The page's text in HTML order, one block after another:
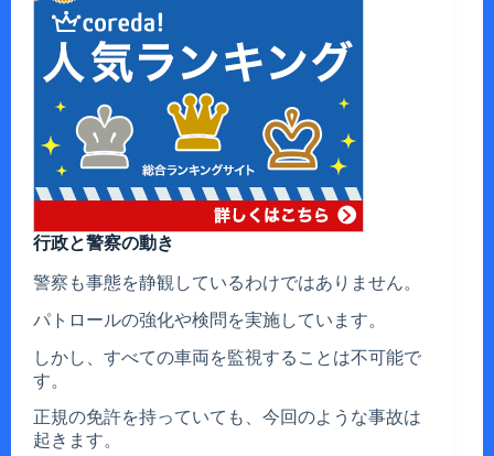
行政と警察の動き
警察も事態を静観しているわけではありません。
パトロールの強化や検問を実施しています。
しかし、すべての車両を監視することは不可能で
す。
正規の免許を持っていても、今回のような事故は
起きます。